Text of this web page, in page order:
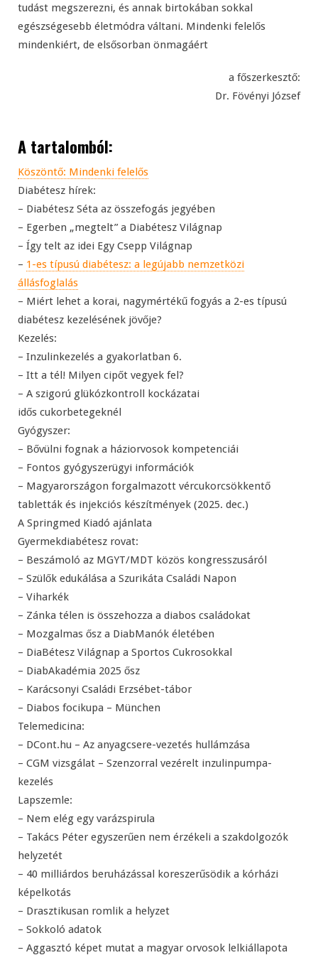
tudást megszerezni, és annak birtokában sokkal
egészségesebb életmódra váltani. Mindenki felelős
mindenkiért, de elsősorban önmagáért
a főszerkesztő:
Dr. Fövényi József
A tartalomból:
Köszöntő: Mindenki felelős
Diabétesz hírek:
– Diabétesz Séta az összefogás jegyében
– Egerben „megtelt” a Diabétesz Világnap
– Így telt az idei Egy Csepp Világnap
– 1-es típusú diabétesz: a legújabb nemzetközi
állásfoglalás
– Miért lehet a korai, nagymértékű fogyás a 2-es típusú
diabétesz kezelésének jövője?
Kezelés:
– Inzulinkezelés a gyakorlatban 6.
– Itt a tél! Milyen cipőt vegyek fel?
– A szigorú glükózkontroll kockázatai
idős cukorbetegeknél
Gyógyszer:
– Bővülni fognak a háziorvosok kompetenciái
– Fontos gyógyszerügyi információk
– Magyarországon forgalmazott vércukorcsökkentő
tabletták és injekciós készítmények (2025. dec.)
A Springmed Kiadó ajánlata
Gyermekdiabétesz rovat:
– Beszámoló az MGYT/MDT közös kongresszusáról
– Szülők edukálása a Szurikáta Családi Napon
– Viharkék
– Zánka télen is összehozza a diabos családokat
– Mozgalmas ősz a DiabManók életében
– DiaBétesz Világnap a Sportos Cukrosokkal
– DiabAkadémia 2025 ősz
– Karácsonyi Családi Erzsébet-tábor
– Diabos focikupa – München
Telemedicina:
– DCont.hu – Az anyagcsere-vezetés hullámzása
– CGM vizsgálat – Szenzorral vezérelt inzulinpumpa-
kezelés
Lapszemle:
– Nem elég egy varázspirula
– Takács Péter egyszerűen nem érzékeli a szakdolgozók
helyzetét
– 40 milliárdos beruházással koreszerűsödik a kórházi
képelkotás
– Drasztikusan romlik a helyzet
– Sokkoló adatok
– Aggasztó képet mutat a magyar orvosok lelkiállapota